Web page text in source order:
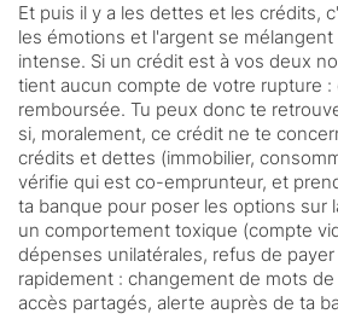
Et puis il y a les dettes et les crédits,
les émotions et l'argent se mélangent
intense. Si un crédit est à vos deux
tient aucun compte de votre rupture :
remboursée. Tu peux donc te
si, moralement, ce crédit ne te
crédits et dettes (immobilier,
vérifie qui est co-emprunteur, et
ta banque pour poser les options sur
un comportement toxique (compte
dépenses unilatérales, refus de
rapidement : changement de mots
accès partagés, alerte auprès de ta